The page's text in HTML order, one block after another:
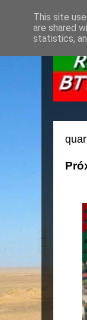
This site
are shared
statistics,